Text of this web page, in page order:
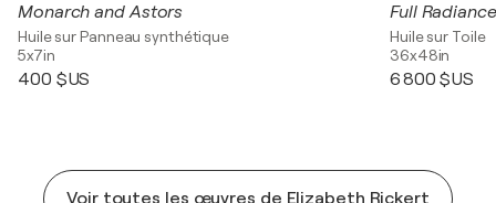
Monarch and Astors
Huile sur Panneau synthétique
5x7in
400 $US
Full Radiance
Huile sur Toile
36x48in
6 800 $US
Voir toutes les œuvres de Elizabeth Rickert